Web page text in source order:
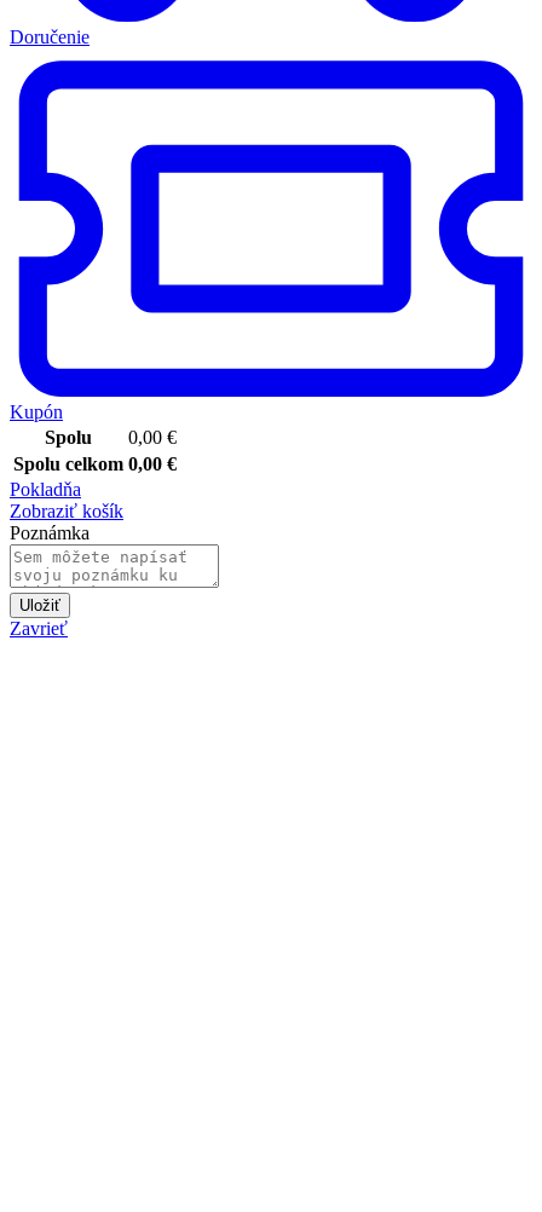
Doručenie
Kupón
Spolu
0,00 €
Spolu celkom 0,00 €
Pokladňa
Zobraziť košík
Poznámka
Uložiť
Zavrieť